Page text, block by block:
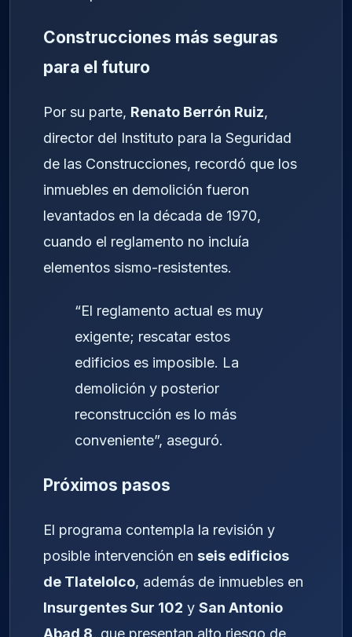
Construcciones más seguras
para el futuro
Por su parte, Renato Berrón Ruiz,
director del Instituto para la Seguridad
de las Construcciones, recordó que los
inmuebles en demolición fueron
levantados en la década de 1970,
cuando el reglamento no incluía
elementos sismo-resistentes.
“El reglamento actual es muy
exigente; rescatar estos
edificios es imposible. La
demolición y posterior
reconstrucción es lo más
conveniente”, aseguró.
Próximos pasos
El programa contempla la revisión y
posible intervención en seis edificios
de Tlatelolco, además de inmuebles en
Insurgentes Sur 102 y San Antonio
Abad 8, que presentan alto riesgo de